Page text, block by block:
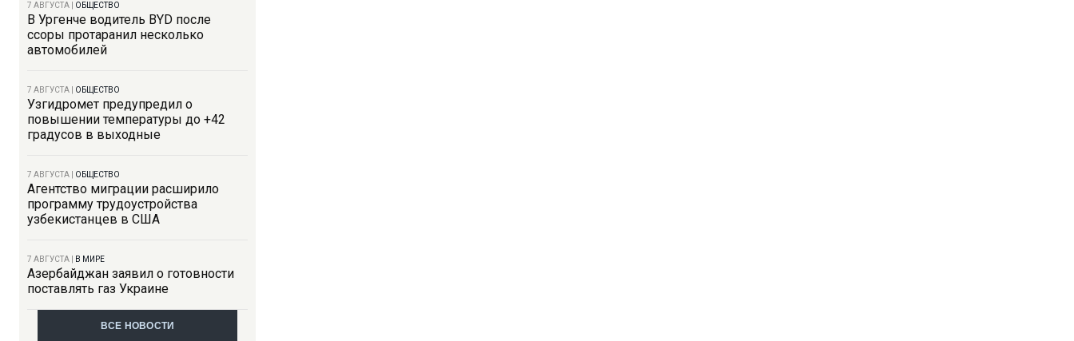
7 АВГУСТА ОБЩЕСТВО
В Ургенче водитель BYD после
ссоры протаранил несколько
автомобилей
7 АВГУСТА ОБЩЕСТВО
Узгидромет предупредил о
повышении температуры до +42
градусов в выходные
7 АВГУСТА ОБЩЕСТВО
Агентство миграции расширило
программу трудоустройства
узбекистанцев в США
7 АВГУСТА В МИРЕ
Азербайджан заявил о готовности
поставлять газ Украине
ВСЕ НОВОСТИ